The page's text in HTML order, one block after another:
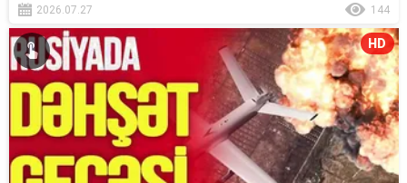
2026.07.27
144
HD